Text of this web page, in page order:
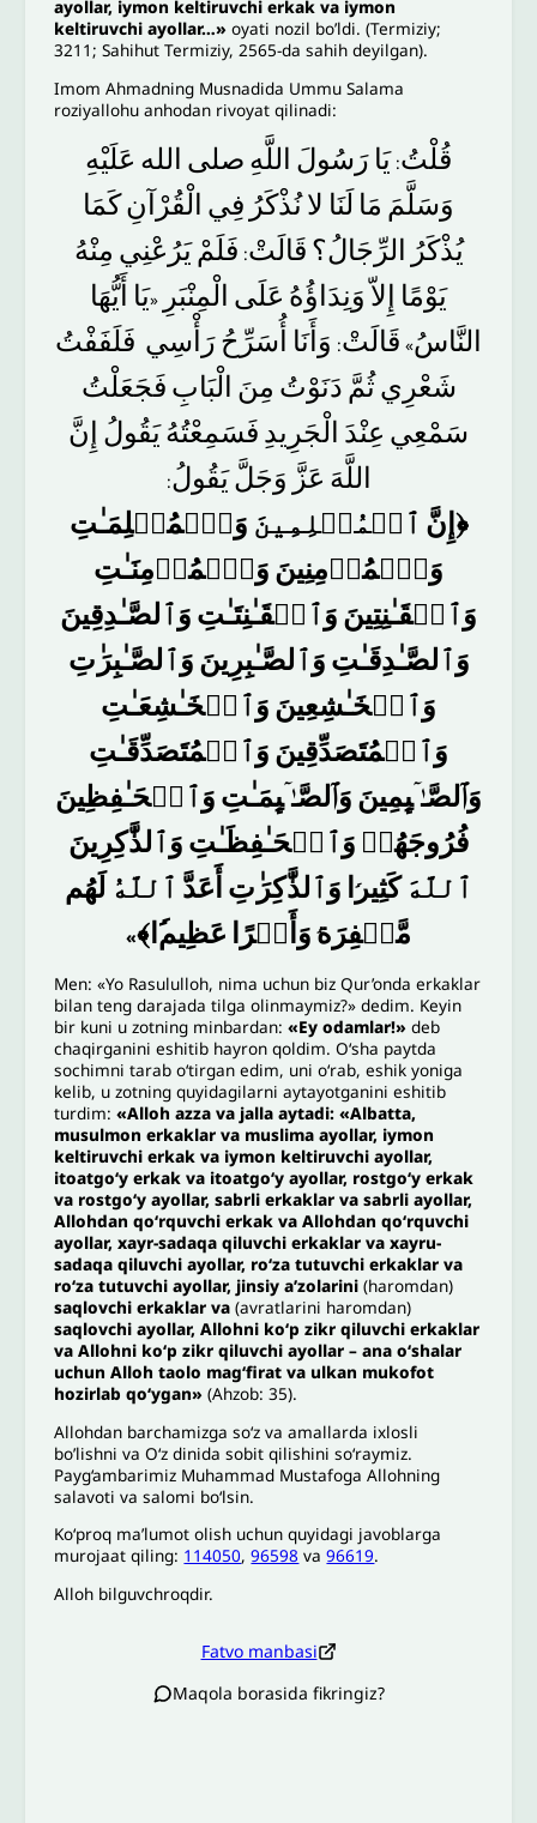
ayollar, iymon keltiruvchi erkak va iymon
keltiruvchi ayollar…» oyati nozil bo’ldi. (Termiziy;
3211; Sahihut Termiziy, 2565-da sahih deyilgan).
Imom Ahmadning Musnadida Ummu Salama
roziyallohu anhodan rivoyat qilinadi:
قُلْتُ: يَا رَسُولَ اللَّهِ صلى الله عَلَيْهِ
وَسَلَّمَ مَا لَنَا لانُذْكَرُ فِي الْقُرْآنِكَمَا
يُذْكَرُ
الرِّجَالُ؟ قَالَتْ: فَلَمْ يَرُعْنِي مِنْهُ
يَوْمًا إِلاّ وَنِدَاؤُهُ عَلَى الْمِنْبَرِ «يَا أَيُّهَا
النَّاسُ» قَالَتْ: وَأَنَا أُسَرِّحُرَأْسِي فَلَفَفْتُ
شَعْرِي ثُمَّ دَنَوْتُ مِنَ الْبَابِ فَجَعَلْتُ
سَمْعِي عِنْدَ الْجَرِيدِ فَسَمِعْتُهُيَقُولُ إِنَّ
اللَّهَ عَزَّ وَجَلَّ يَقُولُ:
﴿إِنَّ ٱلۡمُسۡلِمِینَ وَٱلۡمُسۡلِمَـٰتِ
وَٱلۡمُؤۡمِنِینَ وَٱلۡمُؤۡمِنَـٰتِ
وَٱلۡقَـٰنِتِینَ وَٱلۡقَـٰنِتَـٰتِ وَٱلصَّـٰدِقِینَ
وَٱلصَّـٰدِقَـٰتِ وَٱلصَّـٰبِرِینَ وَٱلصَّـٰبِرَ تِ
وَٱلۡخَـٰشِعِینَ وَٱلۡخَـٰشِعَـٰتِ
وَٱلۡمُتَصَدِّقِینَ وَٱلۡمُتَصَدِّقَـٰتِ
وَٱلصَّـٰۤىِٕمِینَ وَٱلصَّـٰۤىِٕمَـٰتِ وَٱلۡحَـٰفِظِینَ
فُرُوجَهُمۡ وَٱلۡحَـٰفِظَـٰتِ وَٱلذَّكِرِینَ
ٱللَّهَ كَثِیر وَٱلذَّكِرَ تِ أَعَدَّ ٱللَّهُ لَهُم
مَّغۡفِرَةوَأَجۡرًا عَظِیم ا﴾»
Men: «Yo Rasululloh, nima uchun biz Qur’onda erkaklar
bilan teng darajada tilga olinmaymiz?» dedim. Keyin
bir kuni u zotning minbardan:«Ey odamlar!» deb
chaqirganini eshitib hayron qoldim. O‘sha paytda
sochimni tarab o‘tirgan edim, uni o‘rab, eshik yoniga
kelib, u zotning quyidagilarni aytayotganini eshitib
turdim:«Alloh azza va jalla aytadi: «Albatta,
musulmon erkaklar va muslima ayollar, iymon
keltiruvchi erkak va iymon keltiruvchi ayollar,
itoatgoʻy erkak va itoatgoʻy ayollar, rostgoʻy erkak
va rostgoʻy ayollar, sabrli erkaklar va sabrli ayollar,
Allohdan qo‘rquvchi erkak va Allohdan qo‘rquvchi
ayollar, xayr-sadaqa qiluvchi erkaklar va xayru-
sadaqa qiluvchi ayollar, ro‘za tutuvchi erkaklar va
ro‘za tutuvchi ayollar, jinsiy a’zolarini(haromdan)
saqlovchi erkaklar va(avratlarini haromdan)
saqlovchi ayollar, Allohni ko‘p zikr qiluvchi erkaklar
va Allohni ko‘p zikr qiluvchi ayollar – ana o‘shalar
uchun Alloh taolo mag‘firat va ulkan mukofot
hozirlab qo‘ygan» (Ahzob: 35).
Allohdan barchamizga so‘z va amallarda ixlosli
bo’lishni va Oʻz dinida sobit qilishini so‘raymiz.
Payg‘ambarimiz Muhammad Mustafoga Allohning
salavoti va salomi bo‘lsin.
Ko‘proq ma’lumot olish uchun quyidagi javoblarga
murojaat qiling: 114050,96598 va96619.
Alloh bilguvchroqdir.
Fatvo manbasi
Maqola borasida fikringiz?